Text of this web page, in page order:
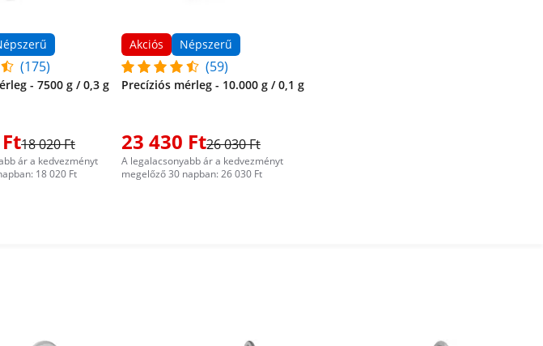
(175)
- 7500 g / 0,3 g
18 020 Ft
ár a kedvezményt
18 020 Ft
Akciós Népszerű
(59)
Precíziós mérleg - 10.000 g / 0,1 g
23 430 Ft26 030 Ft
A legalacsonyabb ár a kedvezményt
megelőző 30 napban: 26 030 Ft